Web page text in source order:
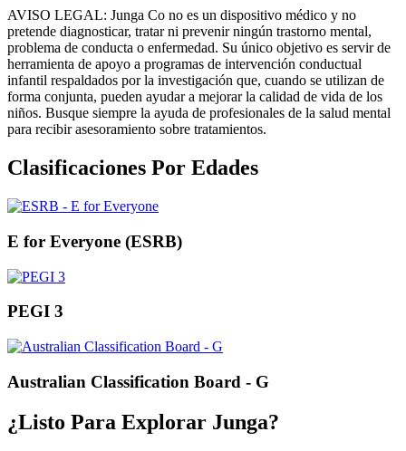
AVISO LEGAL: Junga Co no es un dispositivo médico y no
pretende diagnosticar, tratar ni prevenir ningún trastorno mental,
problema de conducta o enfermedad. Su único objetivo es servir de
herramienta de apoyo a programas de intervención conductual
infantil respaldados por la investigación que, cuando se utilizan de
forma conjunta, pueden ayudar a mejorar la calidad de vida de los
niños. Busque siempre la ayuda de profesionales de la salud mental
para recibir asesoramiento sobre tratamientos.
Clasificaciones Por Edades
E for Everyone (ESRB)
PEGI 3
Australian Classification Board - G
¿Listo Para Explorar Junga?